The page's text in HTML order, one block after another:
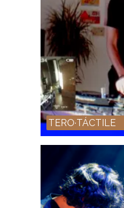
TERO·TÁCTILE